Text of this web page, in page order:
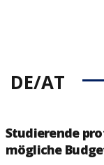
DE/AT
Studierende
mögliche